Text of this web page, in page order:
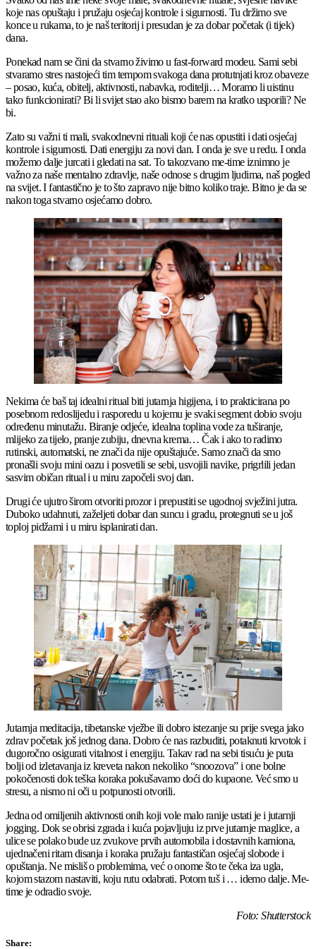
koje nas opuštaju i pružaju osjećaj kontrole i sigurnosti. Tu držimo sve
konce u rukama, to je naš teritorij i presudan je za dobar početak (i tijek)
dana.
Ponekad nam se čini da stvarno živimo u fast-forward modeu. Sami sebi
stvaramo stres nastojeći tim tempom svakoga dana protutnjati kroz obaveze
– posao, kuća, obitelj, aktivnosti, nabavka, roditelji… Moramo li uistinu
tako funkcionirati? Bi li svijet stao ako bismo barem na kratko usporili? Ne
bi.
Zato su važni ti mali, svakodnevni rituali koji će nas opustiti i dati osjećaj
kontrole i sigurnosti. Dati energiju za novi dan. I onda je sve u redu. I onda
možemo dalje jurcati i gledati na sat. To takozvano me-time iznimno je
važno za naše mentalno zdravlje, naše odnose s drugim ljudima, naš pogled
na svijet. I fantastično je to što zapravo nije bitno koliko traje. Bitno je da se
nakon toga stvarno osjećamo dobro.
Nekima će baš taj idealni ritual biti jutarnja higijena, i to prakticirana po
posebnom redoslijedu i rasporedu u kojemu je svaki segment dobio svoju
određenu minutažu. Biranje odjeće, idealna toplina vode za tuširanje,
mlijeko za tijelo, pranje zubiju, dnevna krema… Čak i ako to radimo
rutinski, automatski, ne znači da nije opuštajuće. Samo znači da smo
pronašli svoju mini oazu i posvetili se sebi, usvojili navike, prigrlili jedan
sasvim običan ritual i u miru započeli svoj dan.
Drugi će ujutro širom otvoriti prozor i prepustiti se ugodnoj svježini jutra.
Duboko udahnuti, zaželjeti dobar dan suncu i gradu, protegnuti se u još
toploj pidžami i u miru isplanirati dan.
Jutarnja meditacija, tibetanske vježbe ili dobro istezanje su prije svega jako
zdrav početak još jednog dana. Dobro će nas razbuditi, potaknuti krvotok i
dugoročno osigurati vitalnost i energiju. Takav rad na sebi tisuću je puta
bolji od izletavanja iz kreveta nakon nekoliko “snoozova” i one bolne
pokočenosti dok teška koraka pokušavamo doći do kupaone. Već smo u
stresu, a nismo ni oči u potpunosti otvorili.
Jedna od omiljenih aktivnosti onih koji vole malo ranije ustati je i jutarnji
jogging. Dok se obrisi zgrada i kuća pojavljuju iz prve jutarnje maglice, a
ulice se polako bude uz zvukove prvih automobila i dostavnih kamiona,
ujednačeni ritam disanja i koraka pružaju fantastičan osjećaj slobode i
opuštanja. Ne misliš o problemima, već o onome što te čeka iza ugla,
kojom stazom nastaviti, koju rutu odabrati. Potom tuš i … idemo dalje. Me-
time je odradio svoje.
Foto: Shutterstock
Share: